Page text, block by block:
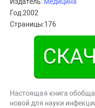
Издатель: Медицина
Год:2002
Страницы:176
Настоящая книга
новой для науки